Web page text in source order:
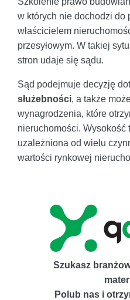
w których nie dochodzi do
właścicielem
przesyłowym. W takiej
stron udaje się sądu.
Sąd podejmuje decyzję
służebności, a także
wynagrodzenia, które
nieruchomości.
uzależniona od wielu
wartości rynkowej
Szukasz
Polub nas i